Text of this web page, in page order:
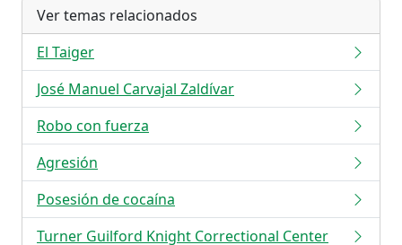
Ver temas relacionados
El Taiger
José Manuel Carvajal Zaldívar
Robo con fuerza
Agresión
Posesión de cocaína
Turner Guilford Knight Correctional Center